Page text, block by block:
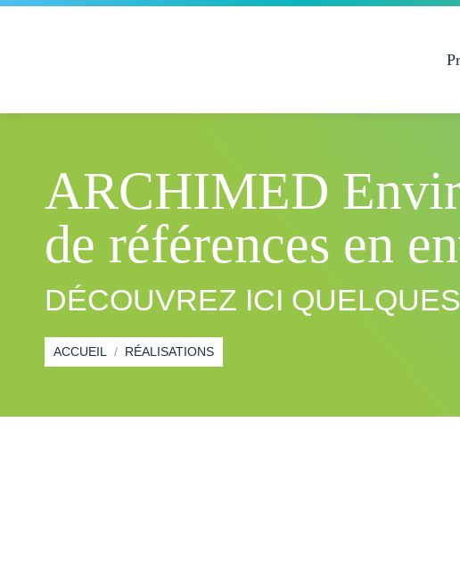
ARCHIMED
de références en
DÉCOUVREZ ICI
Vous êtes ici :
ACCUEIL RÉALISATIONS